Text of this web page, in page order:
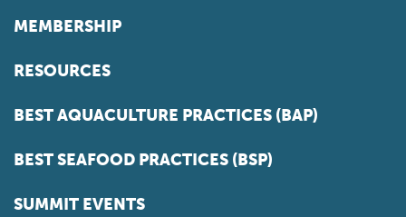
MEMBERSHIP
RESOURCES
BEST AQUACULTURE PRACTICES (BAP)
BEST SEAFOOD PRACTICES (BSP)
SUMMIT EVENTS